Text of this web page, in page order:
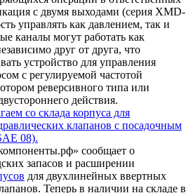
с двумя выходами (серия XMD-
управлять как давлением, так и
каналы могут работать как
друг от друга, что
устройство для управления
с регулируемой частотой
реверсивного типа или
действия.
со склада корпуса для
клапанов с посадочным
08).
сообщает о
запасов и расширении
для двухлинейных ввертных
Теперь в наличии на складе в